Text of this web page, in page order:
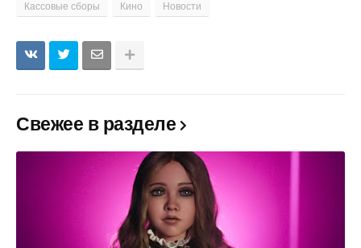
Кассовые сборы Кино Новости
Свежее в разделе